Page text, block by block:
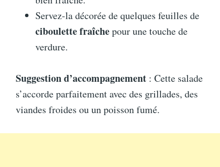
Servez-la décorée de quelques feuilles de
ciboulette fraîchepour une touche de
verdure.
Suggestion d’accompagnement : Cette salade
s’accorde parfaitement avec des grillades, des
viandes froides ou un poisson fumé.